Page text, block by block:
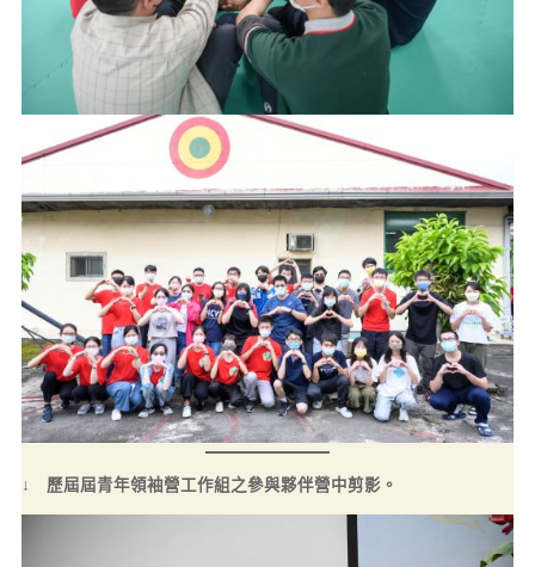
↓ 歷屆屆青年領袖營工作組之參與夥伴營中剪影。